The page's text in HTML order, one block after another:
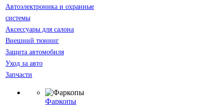
Автоэлектроника и охранные
системы
Аксессуары для салона
Внешний тюнинг
Защита автомобиля
Уход за авто
Запчасти
Фаркопы